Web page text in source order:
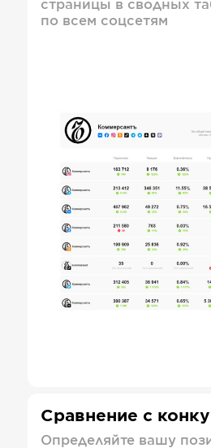
страницы в сводных
по всем соцсетям
Сравнение с
Определяйте вашу